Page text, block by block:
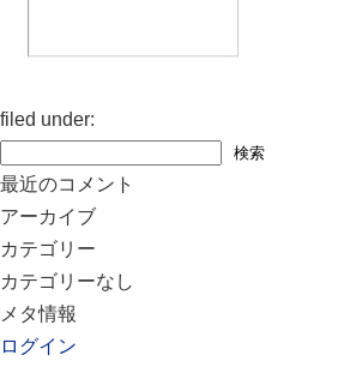
filed under:
索:
検索
最近のコメント
アーカイブ
カテゴリー
カテゴリーなし
メタ情報
ログイン